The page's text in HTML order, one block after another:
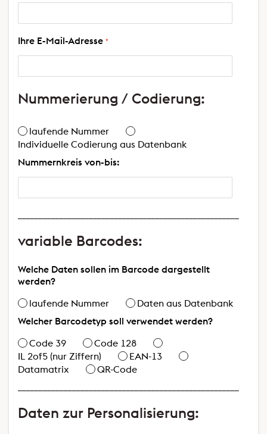
Ihre E-Mail-Adresse
Nummerierung / Codierung:
laufende Nummer
Individuelle Codierung aus Datenbank
Nummernkreis von-bis:
variable Barcodes:
Welche Daten sollen im Barcode dargestellt
werden?
laufende Nummer
Daten aus Datenbank
Welcher Barcodetyp soll verwendet werden?
Code 39
Code 128
IL 2of5 (nur Ziffern)
EAN-13
Datamatrix
QR-Code
Daten zur Personalisierung: